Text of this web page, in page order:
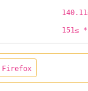
151≤ *
Firefox